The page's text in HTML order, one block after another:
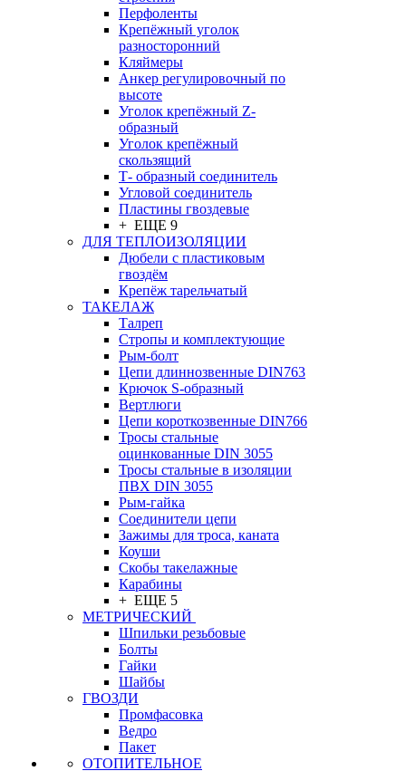
Перфоленты
Крепёжный уголок
разносторонний
Кляймеры
Анкер регулировочный по
высоте
Уголок крепёжный Z-
образный
Уголок крепёжный
скользящий
Т- образный соединитель
Угловой соединитель
Пластины гвоздевые
+ ЕЩЕ 9
ДЛЯ ТЕПЛОИЗОЛЯЦИИ
Дюбели с пластиковым
гвоздём
Крепёж тарельчатый
ТАКЕЛАЖ
Талреп
Стропы и комплектующие
Рым-болт
Цепи длиннозвенные DIN763
Крючок S-образный
Вертлюги
Цепи короткозвенные DIN766
Тросы стальные
оцинкованные DIN 3055
Тросы стальные в изоляции
ПВХ DIN 3055
Рым-гайка
Соединители цепи
Зажимы для троса, каната
Коуши
Скобы такелажные
Карабины
+ ЕЩЕ 5
МЕТРИЧЕСКИЙ
Шпильки резьбовые
Болты
Гайки
Шайбы
ГВОЗДИ
Промфасовка
Ведро
Пакет
ОТОПИТЕЛЬНОЕ